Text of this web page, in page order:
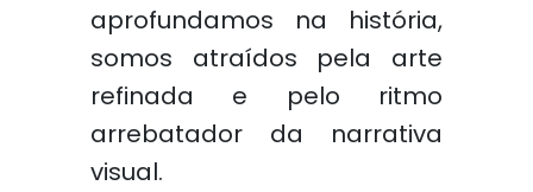
aprofundamos na história,
somos atraídos pela arte
refinada e pelo ritmo
arrebatador da narrativa
visual.